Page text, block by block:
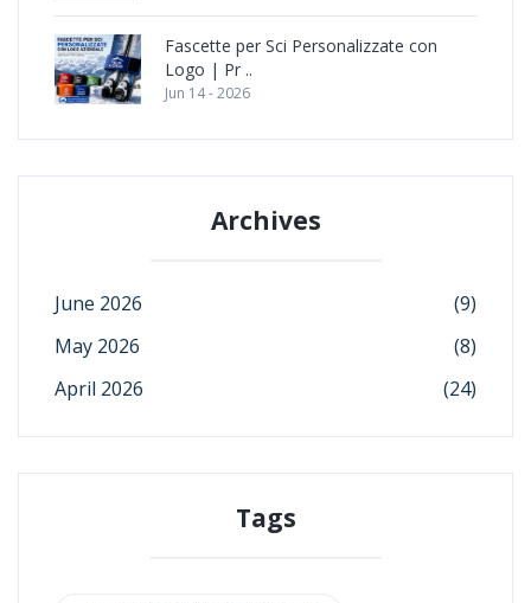
Fascette per Sci Personalizzate con
Logo | Pr ..
Jun 14 - 2026
Archives
June 2026
(9)
May 2026
(8)
April 2026
(24)
Tags